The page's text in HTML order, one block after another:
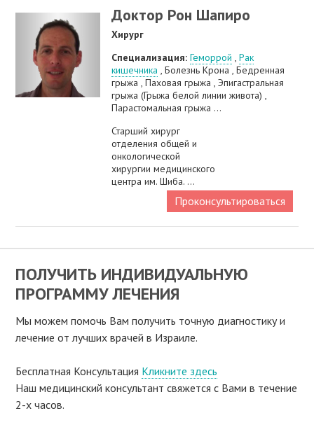
Доктор Рон Шапиро
Хирург
Специализация:Геморрой ,Рак
кишечника , Болезнь Крона , Бедренная
грыжа , Паховая грыжа , Эпигастральная
грыжа (Грыжа белой линии живота) ,
Парастомальная грыжа ...
Старший хирург
отделения общей и
онкологической
хирургии медицинского
центра им. Шиба. ...
Проконсультироваться
ПОЛУЧИТЬ ИНДИВИДУАЛЬНУЮ
ПРОГРАММУ ЛЕЧЕНИЯ
Мы можем помочь Вам получить точную диагностику и
лечение от лучших врачей в Израиле.
Бесплатная Консультация Кликните здесь
Наш медицинский консультант свяжeтся с Вами в течение
2-х часов.